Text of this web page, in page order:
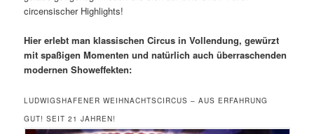
circensischer Highlights!
Hier erlebt man klassischen Circus in Vollendung, gewürzt
mit spaßigen Momenten und natürlich auch überraschenden
modernen Showeffekten:
LUDWIGSHAFENER WEIHNACHTSCIRCUS – AUS ERFAHRUNG
GUT! SEIT 21 JAHREN!